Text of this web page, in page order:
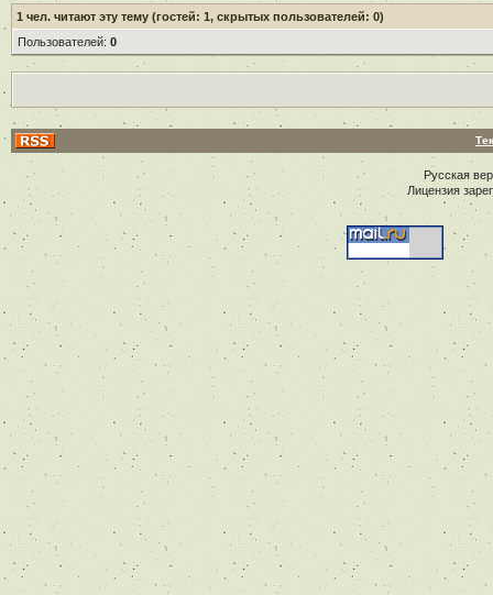
1 чел. читают эту тему (гостей: 1, скрытых пользователей: 0)
Пользователей: 0
Русская
Лицензия